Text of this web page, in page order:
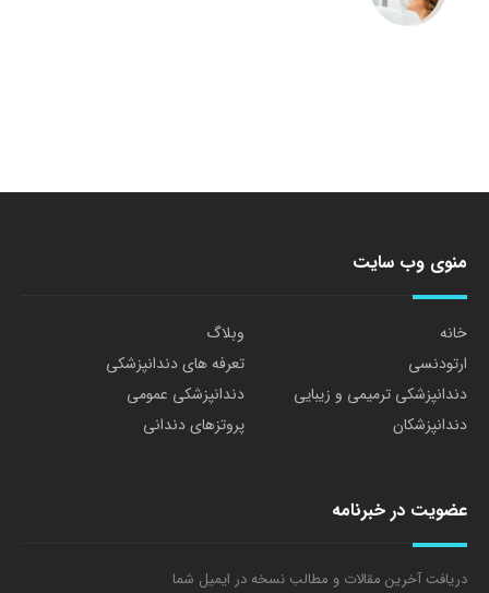
منوی وب سایت
خانه
وبلاگ
ارتودنسی
تعرفه های دندانپزشکی
دندانپزشکی ترمیمی و زیبایی
دندانپزشکی عمومی
دندانپزشکان
پروتزهای دندانی
عضویت در خبرنامه
دریافت آخرین مقالات و مطالب نسخه در ایمیل شما